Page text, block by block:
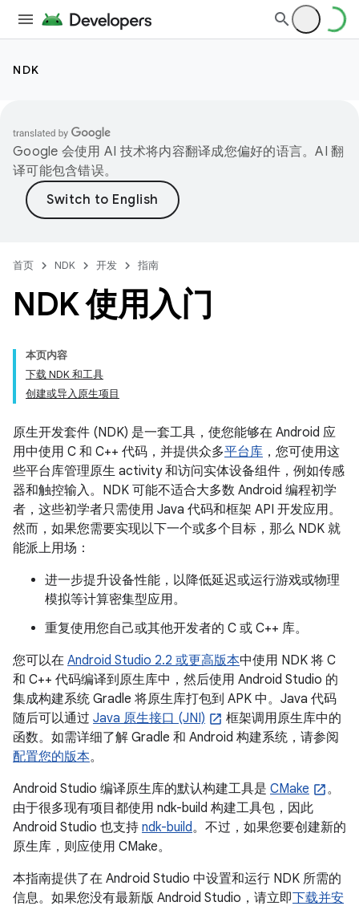
NDK
Google 会使用 AI 技术将内容翻译成您偏好的语言。AI 翻
译可能包含错误。
首页 NDK 开发 指南
NDK 使用入门
本页内容
下载 NDK 和工具
创建或导入原生项目
原生开发套件 (NDK) 是一套工具，使您能够在 Android 应
用中使用 C 和 C++ 代码，并提供众多平台库 ，您可使用这
些平台库管理原生 activity 和访问实体设备组件，例如传感
器和触控输入。NDK 可能不适合大多数 Android 编程初学
者，这些初学者只需使用 Java 代码和框架 API 开发应用。
然而，如果您需要实现以下一个或多个目标，那么 NDK 就
能派上用场：
进一步提升设备性能，以降低延迟或运行游戏或物理
模拟等计算密集型应用。
重复使用您自己或其他开发者的 C 或 C++ 库。
您可以在 Android Studio 2.2 或更高版本中使用 NDK 将 C
和 C++ 代码编译到原生库中，然后使用 Android Studio 的
集成构建系统 Gradle 将原生库打包到 APK 中。Java 代码
随后可以通过 Java 原生接口 (JNI)
框架调用原生库中的
函数。如需详细了解 Gradle 和 Android 构建系统，请参阅
配置您的版本。
Android Studio 编译原生库的默认构建工具是 CMake
。
由于很多现有项目都使用 ndk-build 构建工具包，因此
Android Studio 也支持 ndk-build。不过，如果您要创建新的
原生库，则应使用 CMake。
本指南提供了在 Android Studio 中设置和运行 NDK 所需的
信息。如果您没有最新版 Android Studio，请立即下载并安